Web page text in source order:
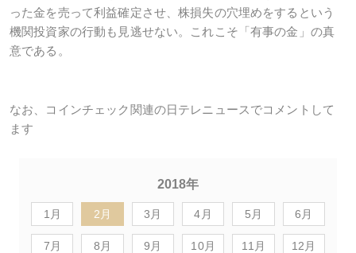
った金を売って利益確定させ、株損失の穴埋めをするという
機関投資家の行動も見逃せない。これこそ「有事の金」の真
意である。
なお、コインチェック関連の日テレニュースでコメントして
ます
2018年
1月 2月 3月 4月 5月 6月
7月 8月 9月 10月 11月 12月